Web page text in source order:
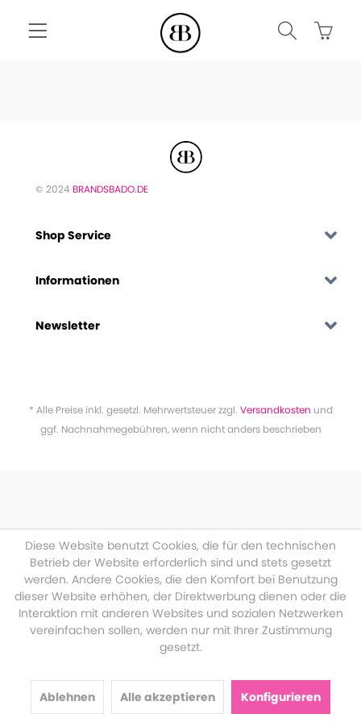
© 2024 BRANDSBADO.DE
Shop Service
Informationen
Newsletter
* Alle Preise inkl. gesetzl. Mehrwertsteuer zzgl. Versandkosten und
ggf. Nachnahmegebühren, wenn nicht anders beschrieben
Diese Website benutzt Cookies, die für den technischen
Betrieb der Website erforderlich sind und stets gesetzt
werden. Andere Cookies, die den Komfort bei Benutzung
dieser Website erhöhen, der Direktwerbung dienen oder die
Interaktion mit anderen Websites und sozialen Netzwerken
vereinfachen sollen, werden nur mit Ihrer Zustimmung
gesetzt.
Ablehnen Alle akzeptieren Konfigurieren